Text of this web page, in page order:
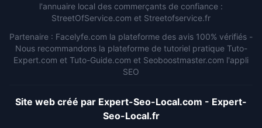
l'annuaire local des commerçants de confiance :
StreetOfService.com et Streetofservice.fr
Partenaire : Facelyfe.com la plateforme des avis 100% vérifiés -
Nous recommandons la plateforme de tutoriel pratique Tuto-
Expert.com et Tuto-Guide.com et Seoboostmaster.com l'appli
SEO
Site web créé par Expert-Seo-Local.com - Expert-
Seo-Local.fr